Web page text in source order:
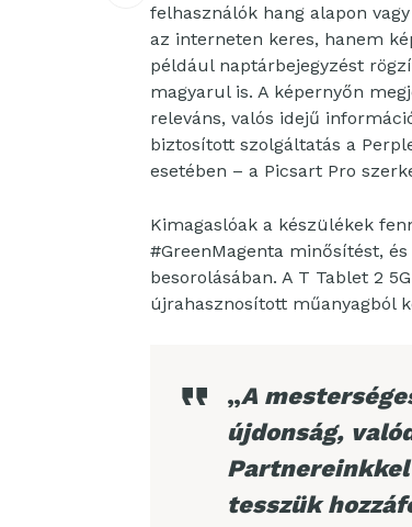
felhasználók hang alapon
az interneten keres, hanem
például naptárbejegyzést
magyarul is. A képernyőn
releváns, valós idejű
biztosított szolgáltatás a
esetében – a Picsart Pro
Kimagaslóak a készülékek
#GreenMagenta minősítést,
besorolásában. A T Tablet 2
újrahasznosított műanyagból
„A
újdonság,
Partnereinkkel
tesszük